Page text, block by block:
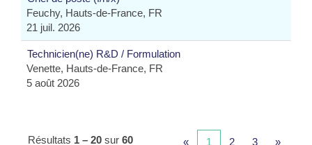
Feuchy, Hauts-de-France, FR
21 juil. 2026
Technicien(ne) R&D / Formulation
Venette, Hauts-de-France, FR
5 août 2026
Résultats 1 – 20 sur 60 « 1 2 3 »